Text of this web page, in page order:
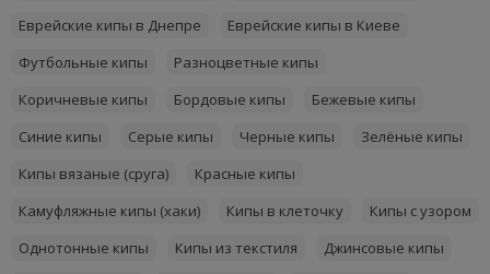
Еврейские кипы в Днепре
Еврейские кипы в Киеве
Футбольные кипы
Разноцветные кипы
Коричневые кипы
Бордовые кипы
Бежевые кипы
Синие кипы
Серые кипы Черные кипы
Зелёные кипы
Кипы вязаные (сруга)
Красные кипы
Камуфляжные кипы (хаки)
Кипы в клеточку
Кипы с узором
Однотонные кипы
Кипы из текстиля
Джинсовые кипы